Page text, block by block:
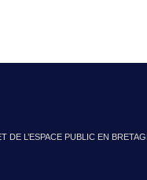
DE L’ESPACE PUBLIC EN